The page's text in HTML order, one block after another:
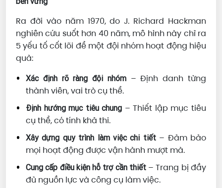
Ra đời vào năm 1970, do J. Richard Hackman
nghiên cứu suốt hơn 40 năm, mô hình này chỉ ra
5 yếu tố cốt lõi để một đội nhóm hoạt động hiệu
quả:
Xác định rõ ràng đội nhóm– Định danh từng
thành viên, vai trò cụ thể.
Định hướng mục tiêu chung – Thiết lập mục tiêu
cụ thể, có tính khả thi.
Xây dựng quy trình làm việc chi tiết– Đảm bảo
mọi hoạt động được vận hành mượt mà.
Cung cấp điều kiện hỗ trợ cần thiết– Trang bị đầy
đủ nguồn lực và công cụ làm việc.